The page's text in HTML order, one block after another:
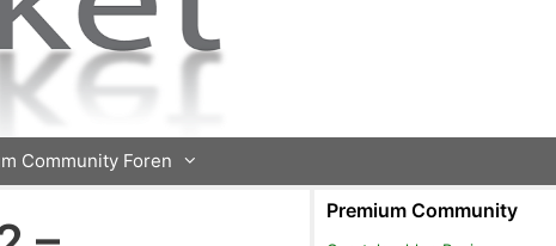
Community Foren
Premium Community